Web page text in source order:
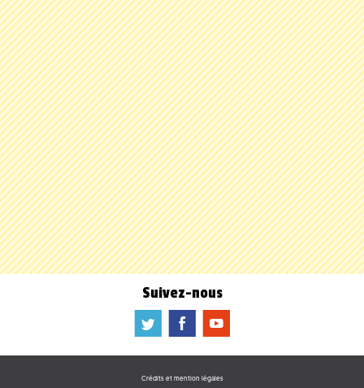
Suivez-nous
a b f
Crédits et mention légales